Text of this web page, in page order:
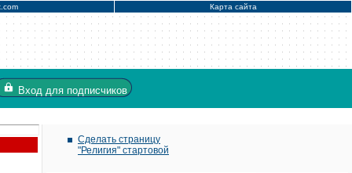
Карта сайта
Вход для подписчиков
Сделать страницу
"Религия" стартовой